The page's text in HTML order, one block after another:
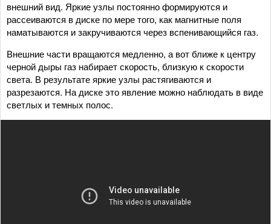
внешний вид. Яркие узлы постоянно формируются и
рассеиваются в диске по мере того, как магнитные поля
наматываются и закручиваются через вспенивающийся газ.
Внешние части вращаются медленно, а вот ближе к центру
черной дыры газ набирает скорость, близкую к скорости
света. В результате яркие узлы растягиваются и
разрезаются. На диске это явление можно наблюдать в виде
светлых и темных полос.